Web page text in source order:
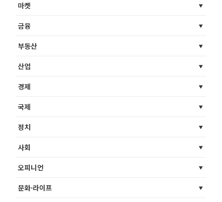
마켓
금융
부동산
산업
경제
국제
정치
사회
오피니언
문화·라이프